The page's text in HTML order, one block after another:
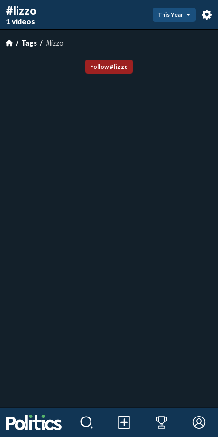
#lizzo
1 videos
This Year
Tags #lizzo
Follow #lizzo